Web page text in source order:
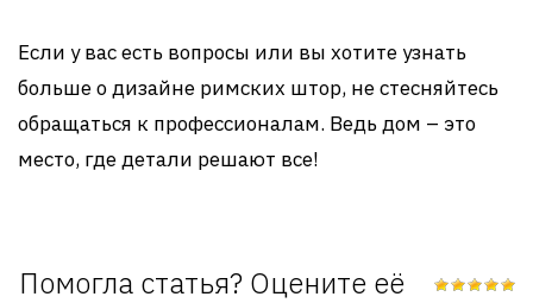
Если у вас есть вопросы или вы хотите узнать
больше о дизайне римских штор, не стесняйтесь
обращаться к профессионалам. Ведь дом – это
место, где детали решают все!
Помогла статья? Оцените её